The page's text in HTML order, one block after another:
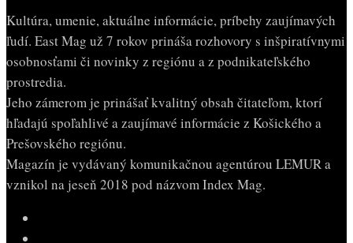
Kultúra, umenie, aktuálne informácie, príbehy zaujímavých
ľudí. East Mag už 7 rokov prináša rozhovory s inšpiratívnymi
osobnosťami či novinky z regiónu a z podnikateľského
prostredia.
Jeho zámerom je prinášať kvalitný obsah čitateľom, ktorí
hľadajú spoľahlivé a zaujímavé informácie z Košického a
Prešovského regiónu.
Magazín je vydávaný komunikačnou agentúrou LEMUR a
vznikol na jeseň 2018 pod názvom Index Mag.